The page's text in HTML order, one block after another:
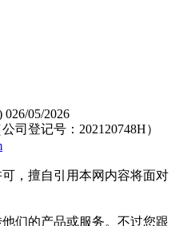
05/2026
司登记号：202120748H）
，擅自引用本网内容将面对
们的产品或服务。不过您跟